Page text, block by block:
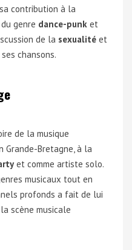
contribution à la
genre dance-punk et
de la sexualité et
chansons.
de la musique
Bretagne, à la
et comme artiste solo.
musicaux tout en
profonds a fait de lui
scène musicale